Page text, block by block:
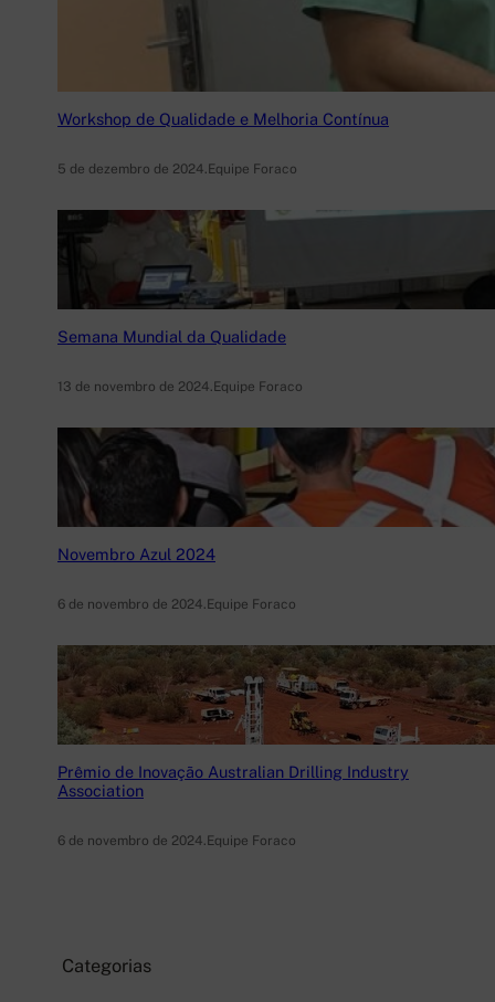
Workshop de Qualidade e Melhoria Contínua
5 de dezembro de 2024. Equipe Foraco
Semana Mundial da Qualidade
13 de novembro de 2024. Equipe Foraco
Novembro Azul 2024
6 de novembro de 2024. Equipe Foraco
Prêmio de Inovação Australian Drilling Industry
Association
6 de novembro de 2024. Equipe Foraco
Categorias